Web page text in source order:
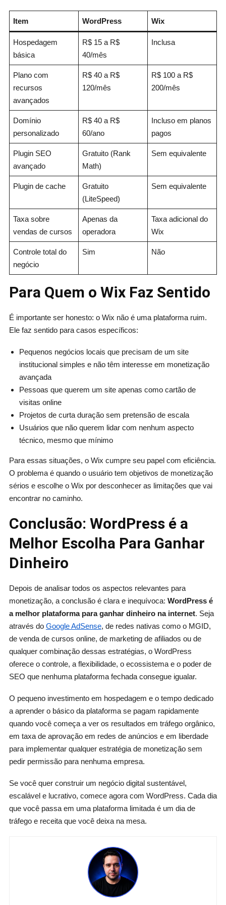
Item WordPress Wix
Hospedagem
básica
R$ 15 a R$
40/mês
Inclusa
Plano com
recursos
avançados
R$ 40 a R$
120/mês
R$ 100 a R$
200/mês
Domínio
personalizado
R$ 40 a R$
60/ano
Incluso em planos
pagos
Plugin SEO
avançado
Gratuito (Rank
Math)
Sem equivalente
Plugin de cache
Gratuito
(LiteSpeed)
Sem equivalente
Taxa sobre
vendas de cursos
Apenas da
operadora
Taxa adicional do
Wix
Controle total do
negócio
Sim Não
Para Quem o Wix Faz Sentido
É importante ser honesto: o Wix não é uma plataforma ruim.
Ele faz sentido para casos específicos:
Pequenos negócios locais que precisam de um site
institucional simples e não têm interesse em monetização
avançada
Pessoas que querem um site apenas como cartão de
visitas online
Projetos de curta duração sem pretensão de escala
Usuários que não querem lidar com nenhum aspecto
técnico, mesmo que mínimo
Para essas situações, o Wix cumpre seu papel com eficiência.
O problema é quando o usuário tem objetivos de monetização
sérios e escolhe o Wix por desconhecer as limitações que vai
encontrar no caminho.
Conclusão: WordPress é a
Melhor Escolha Para Ganhar
Dinheiro
Depois de analisar todos os aspectos relevantes para
monetização, a conclusão é clara e inequívoca: WordPress é
a melhor plataforma para ganhar dinheiro na internet. Seja
através do Google AdSense, de redes nativas como o MGID,
de venda de cursos online, de marketing de afiliados ou de
qualquer combinação dessas estratégias, o WordPress
oferece o controle, a flexibilidade, o ecossistema e o poder de
SEO que nenhuma plataforma fechada consegue igualar.
O pequeno investimento em hospedagem e o tempo dedicado
a aprender o básico da plataforma se pagam rapidamente
quando você começa a ver os resultados em tráfego orgânico,
em taxa de aprovação em redes de anúncios e em liberdade
para implementar qualquer estratégia de monetização sem
pedir permissão para nenhuma empresa.
Se você quer construir um negócio digital sustentável,
escalável e lucrativo, comece agora com WordPress. Cada dia
que você passa em uma plataforma limitada é um dia de
tráfego e receita que você deixa na mesa.